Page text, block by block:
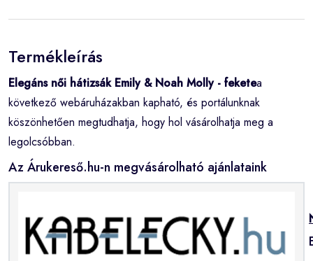
Termékleírás
Elegáns női hátizsák Emily & Noah Molly - feketea
következő webáruházakban kapható, és portálunknak
köszönhetően megtudhatja, hogy hol vásárolhatja meg a
legolcsóbban.
Az Árukereső.hu-n megvásárolható ajánlataink